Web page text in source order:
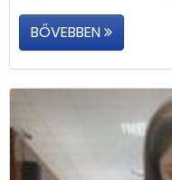
BŐVEBBEN